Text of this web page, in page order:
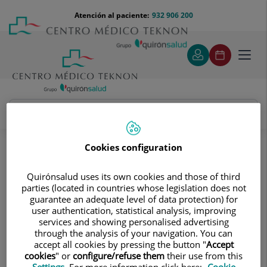
contenido
Menú
teléfono
cabecera
932 906 200
Atención al paciente:
Ignacio Muro Martínez
IgnacioMuro Martínez
FACULTATIVO ESPECIALISTA MEDICINA FÍSICA Y
REHABILITACIÓN
Cookies configuration
Quirónsalud uses its own cookies and those of third
parties (located in countries whose legislation does not
guarantee an adequate level of data protection) for
user authentication, statistical analysis, improving
services and showing personalised advertising
through the analysis of your navigation. You can
accept all cookies by pressing the button "Accept
cookies" or configure/refuse them their use from this